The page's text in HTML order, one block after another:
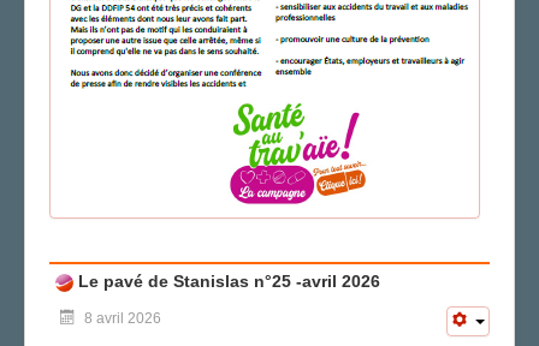
Le pavé de Stanislas n°25 -avril 2026
8 avril 2026